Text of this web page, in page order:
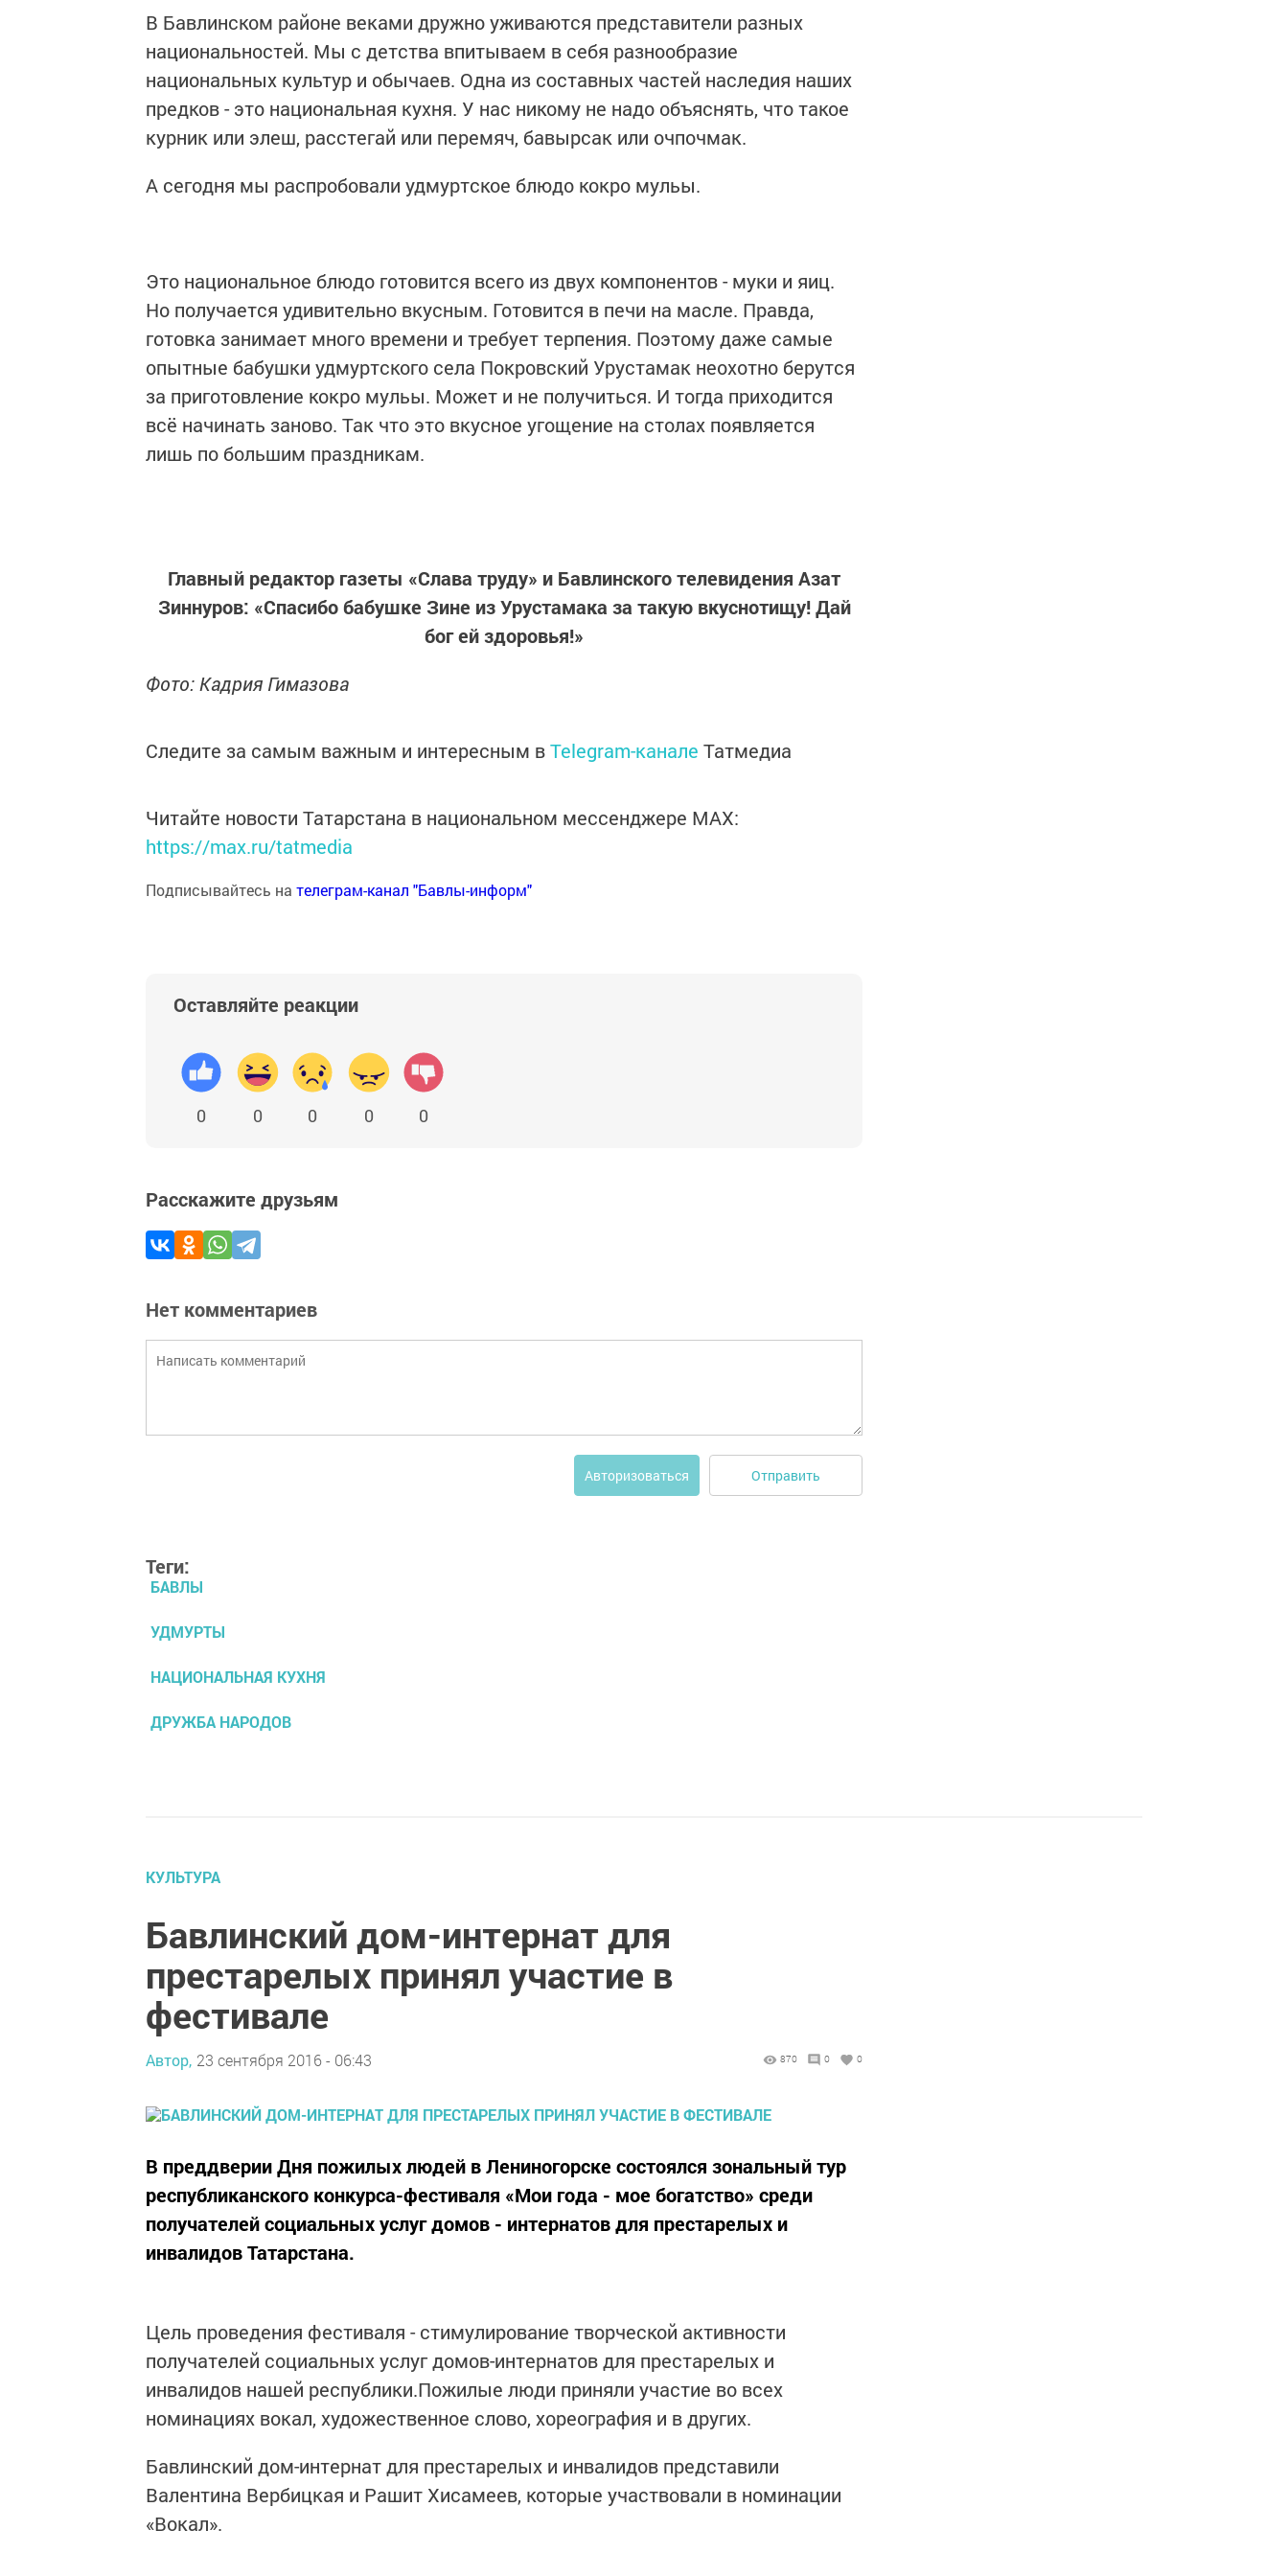
В Бавлинском районе веками дружно уживаются представители разных
национальностей. Мы с детства впитываем в себя разнообразие
национальных культур и обычаев. Одна из составных частей наследия наших
предков - это национальная кухня. У нас никому не надо объяснять, что такое
курник или элеш, расстегай или перемяч, бавырсак или очпочмак.
А сегодня мы распробовали удмуртское блюдо кокро мульы.
Это национальное блюдо готовится всего из двух компонентов - муки и яиц.
Но получается удивительно вкусным. Готовится в печи на масле. Правда,
готовка занимает много времени и требует терпения. Поэтому даже самые
опытные бабушки удмуртского села Покровский Урустамак неохотно берутся
за приготовление кокро мульы. Может и не получиться. И тогда приходится
всё начинать заново. Так что это вкусное угощение на столах появляется
лишь по большим праздникам.
Главный редактор газеты «Слава труду» и Бавлинского телевидения Азат
Зиннуров: «Спасибо бабушке Зине из Урустамака за такую вкуснотищу! Дай
бог ей здоровья!»
Фото: Кадрия Гимазова
Следите за самым важным и интересным вTelegram-канале Татмедиа
Читайте новости Татарстана в национальном мессенджере MАХ:
https://max.ru/tatmedia
Подписывайтесь на телеграм-канал "Бавлы-информ"
Оставляйте реакции
0 0 0 0 0
Расскажите друзьям
Нет комментариев
Авторизоваться Отправить
Теги:
БАВЛЫ
УДМУРТЫ
НАЦИОНАЛЬНАЯ КУХНЯ
ДРУЖБА НАРОДОВ
КУЛЬТУРА
Бавлинский дом-интернат для
престарелых принял участие в
фестивале
Автор, 23 сентября 2016 - 06:43 870 0 0
В преддверии Дня пожилых людей в Лениногорске состоялся зональный тур
республиканского конкурса-фестиваля «Мои года - мое богатство» среди
получателей социальных услуг домов - интернатов для престарелых и
инвалидов Татарстана.
Цель проведения фестиваля - стимулирование творческой активности
получателей социальных услуг домов-интернатов для престарелых и
инвалидов нашей республики.Пожилые люди приняли участие во всех
номинациях вокал, художественное слово, хореография и в других.
Бавлинский дом-интернат для престарелых и инвалидов представили
Валентина Вербицкая и Рашит Хисамеев, которые участвовали в номинации
«Вокал».